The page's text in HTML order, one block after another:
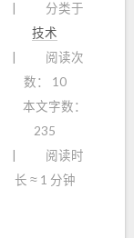
分类于
技术
阅读次
数：
10
本文字数：
235
阅读时
长 ≈ 1 分钟